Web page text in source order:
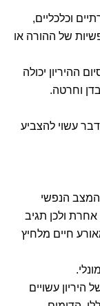
וכלכליים,
של ההורה או
ההיריון יכולה
וחרטה.
עשוי להצביע
הנפשי
ולכן תגיב
חיים מלחיץ
היריון עשויים